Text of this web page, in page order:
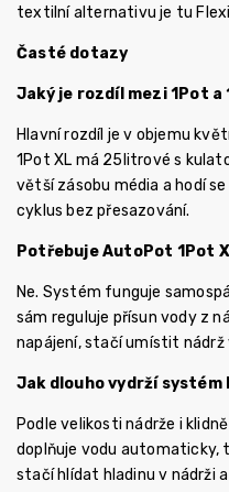
textilní alternativu je tu
Časté dotazy
Jaký je rozdíl mezi 1Pot a
Hlavní rozdíl je v objemu
1Pot XL má 25litrové s
větší zásobu média a hodí
cyklus bez přesazování.
Potřebuje AutoPot 1Pot
Ne. Systém funguje
sám reguluje přísun vody z
napájení, stačí umístit nádrž
Jak dlouho vydrží systém
Podle velikosti nádrže i
doplňuje vodu automaticky,
stačí hlídat hladinu v nádrži